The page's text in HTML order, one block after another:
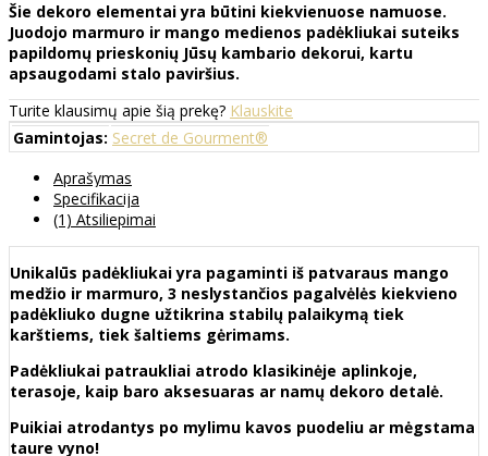
Šie dekoro elementai yra būtini kiekvienuose namuose.
Juodojo marmuro ir mango medienos padėkliukai suteiks
papildomų prieskonių Jūsų kambario dekorui, kartu
apsaugodami stalo paviršius.
Turite klausimų apie šią prekę? Klauskite
Gamintojas: Secret de Gourment®
Aprašymas
Specifikacija
(1) Atsiliepimai
Unikalūs padėkliukai yra pagaminti iš patvaraus mango
medžio ir marmuro, 3 neslystančios pagalvėlės kiekvieno
padėkliuko dugne užtikrina stabilų palaikymą tiek
karštiems, tiek šaltiems gėrimams.
Padėkliukai patraukliai atrodo klasikinėje aplinkoje,
terasoje, kaip baro aksesuaras ar namų dekoro detalė.
Puikiai atrodantys po mylimu kavos puodeliu ar mėgstama
taure vyno!